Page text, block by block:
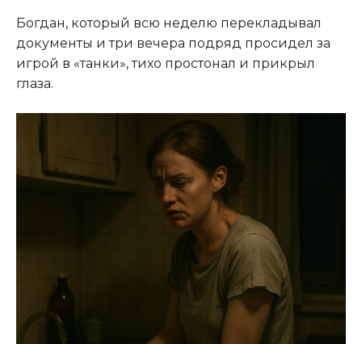
Богдан, который всю неделю перекладывал
документы и три вечера подряд просидел за
игрой в «танки», тихо простонал и прикрыл
глаза.